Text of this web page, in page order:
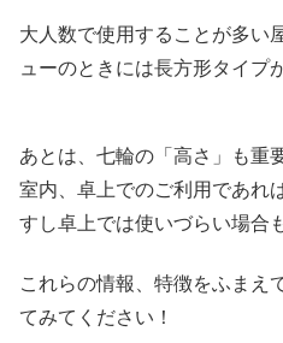
大人数で使用することが多い
ューのときには長方形タイプ
あとは、七輪の「高さ」も重
室内、卓上でのご利用であれ
すし卓上では使いづらい場合
これらの情報、特徴をふまえ
てみてください！